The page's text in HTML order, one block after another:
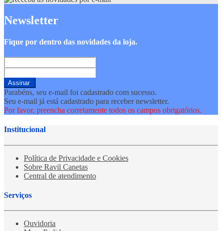
Newsletter
Fique por dentro das novidades da loja.
Assinar
Parabéns, seu e-mail foi cadastrado com sucesso.
Seu e-mail já está cadastrado para receber newsletter.
Por favor, preencha corretamente todos os campos obrigatórios.
Institucional
Política de Privacidade e Cookies
Sobre Ravil Canetas
Central de atendimento
Serviços
Ouvidoria